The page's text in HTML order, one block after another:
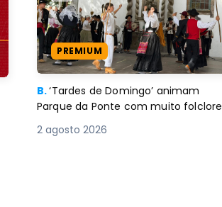
PREMIUM
B.‘Tardes de Domingo’ animam
Parque da Ponte com muito folclore
2 agosto 2026